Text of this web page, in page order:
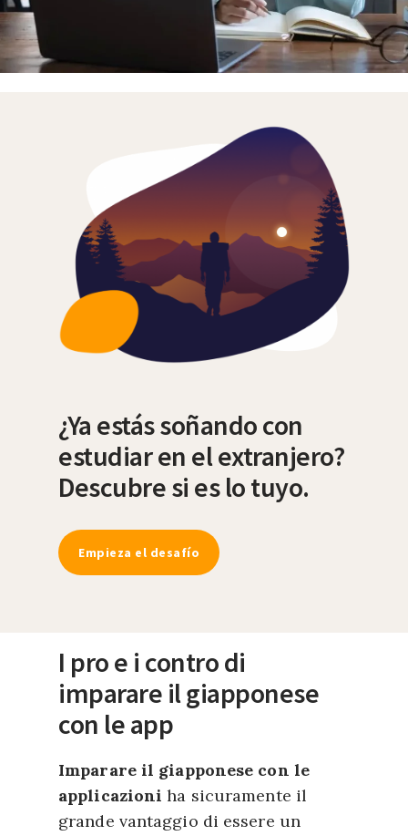
¿Ya estás soñando con
estudiar en el extranjero?
Descubre si es lo tuyo.
Empieza el desafío
I pro e i contro di
imparare il giapponese
con le app
Imparare il giapponese con le
applicazioni ha sicuramente il
grande vantaggio di essere un